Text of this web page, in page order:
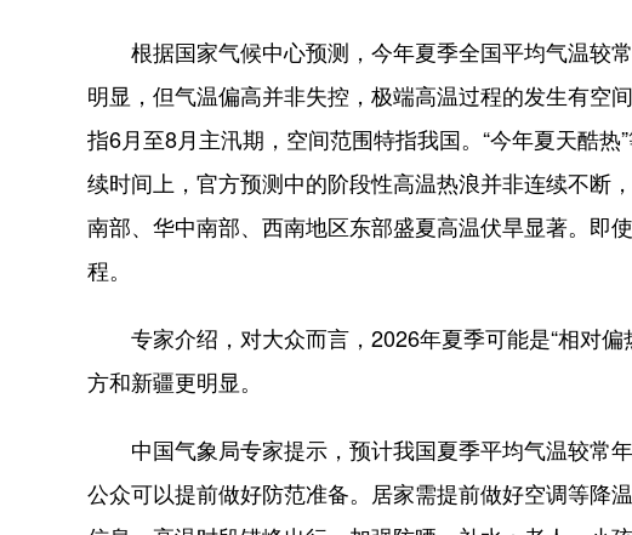
根据国家气候中心预测，今年夏季全国平均气温较
明显，但气温偏高并非失控，极端高温过程的发生有空
指6月至8月主汛期，空间范围特指我国。“今年夏天酷
续时间上，官方预测中的阶段性高温热浪并非连续不断
南部、华中南部、西南地区东部盛夏高温伏旱显著。即
程。
专家介绍，对大众而言，2026年夏季可能是“相对偏
方和新疆更明显。
中国气象局专家提示，预计我国夏季平均气温较常
公众可以提前做好防范准备。居家需提前做好空调等降